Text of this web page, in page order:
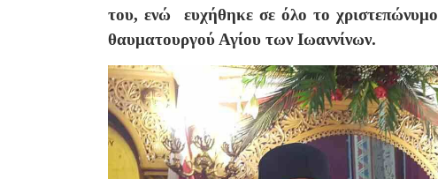
του, ενώ ευχήθηκε σε όλο το
θαυματουργού Αγίου των Ιωαννίνων.